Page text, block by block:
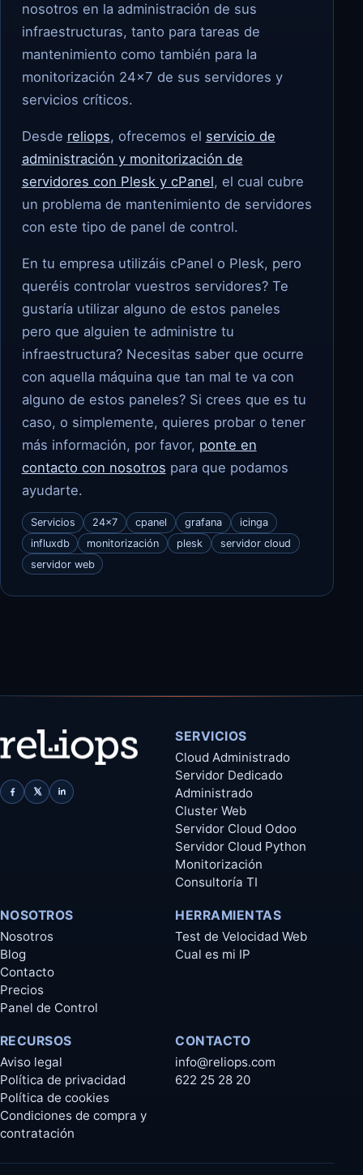
nosotros en la administración de sus
infraestructuras, tanto para tareas de
mantenimiento como también para la
monitorización 24×7 de sus servidores y
servicios críticos.
Desde reliops, ofrecemos el servicio de
administración y monitorización de
servidores con Plesk y cPanel, el cual cubre
un problema de mantenimiento de servidores
con este tipo de panel de control.
En tu empresa utilizáis cPanel o Plesk, pero
queréis controlar vuestros servidores? Te
gustaría utilizar alguno de estos paneles
pero que alguien te administre tu
infraestructura? Necesitas saber que ocurre
con aquella máquina que tan mal te va con
alguno de estos paneles? Si crees que es tu
caso, o simplemente, quieres probar o tener
más información, por favor, ponte en
contacto con nosotros para que podamos
ayudarte.
Servicios 24x7 cpanel grafana
icinga
influxdb
monitorización plesk
servidor cloud
servidor web
SERVICIOS
Cloud Administrado
Servidor Dedicado
Administrado
Cluster Web
Servidor Cloud Odoo
Servidor Cloud Python
Monitorización
Consultoría TI
NOSOTROS
Nosotros
Blog
Contacto
Precios
Panel de Control
HERRAMIENTAS
Test de Velocidad Web
Cual es mi IP
RECURSOS
Aviso legal
Política de privacidad
Política de cookies
Condiciones de compra y
contratación
CONTACTO
info@reliops.com
622 25 28 20